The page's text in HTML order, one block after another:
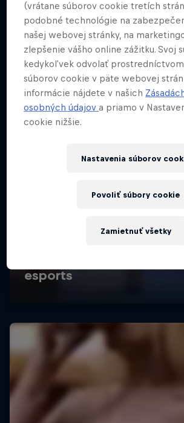
(vrátane súborov cookie tretích
podobné technológie na
našej webovej stránky, na
zlepšenie vášho online zážitku. Svoj
kedykoľvek odvolať
súborov cookie v päte webovej
informácie nájdete v našich
osobných údajova priamo v
cookie nižšie.
Nastavenia súborov
Zamietnuť všetky
Povoliť súbory cookie